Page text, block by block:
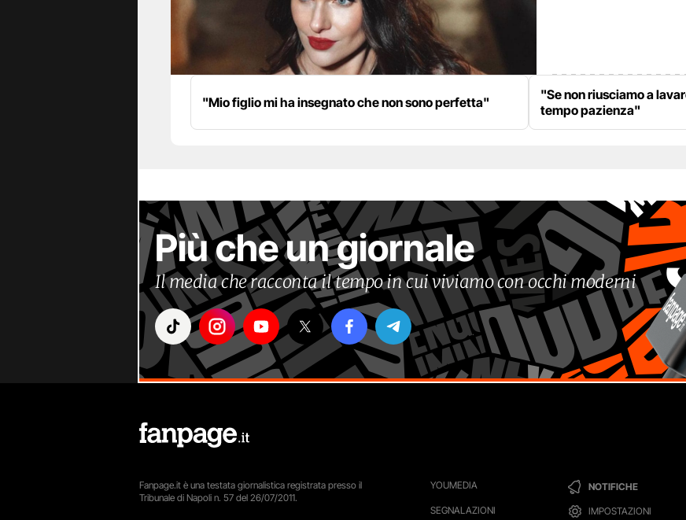
"Mio figlio mi ha insegnato che non sono perfetta"
"Se non riusciamo a
tempo pazienza"
Più che un giornale
Il media che racconta il tempo in cui viviamo con occhi moderni
YOUMEDIA
SEGNALAZIONI
NOTIFICHE
IMPOSTAZIONI
Fanpage.it è una testata giornalistica registrata presso il
Tribunale di Napoli n. 57 del 26/07/2011.